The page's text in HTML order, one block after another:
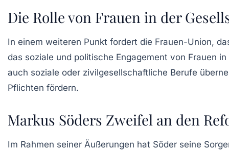
Die Rolle von Frauen in der
In einem weiteren Punkt fordert die Frauen-Union,
das soziale und politische Engagement von Frauen
auch soziale oder zivilgesellschaftliche Berufe
Pflichten fördern.
Markus Söders Zweifel an den
Im Rahmen seiner Äußerungen hat Söder seine